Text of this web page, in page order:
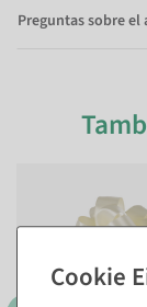
Preguntas sobre